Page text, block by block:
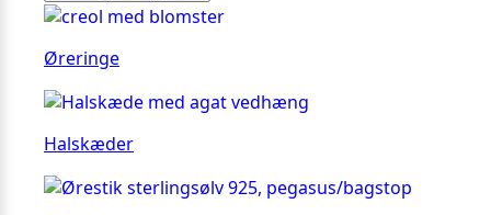
Øreringe
Halskæder